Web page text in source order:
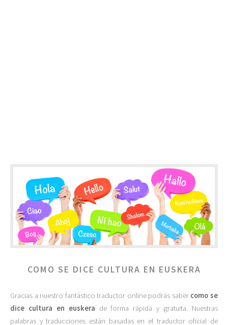
COMO SE DICE CULTURA EN EUSKERA
Gracias a nuestro fantástico traductor online podrás saber como se
dice cultura en euskera de forma rápida y gratuita. Nuestras
palabras y traducciones están basadas en el traductor oficial de